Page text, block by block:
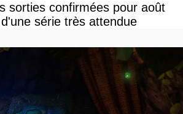
sorties confirmées pour août
série très attendue